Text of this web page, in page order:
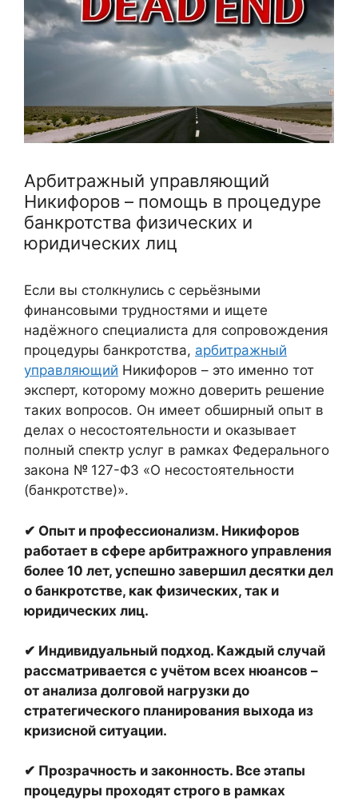
Арбитражный управляющий
Никифоров – помощь в процедуре
банкротства физических и
юридических лиц
Если вы столкнулись с серьёзными
финансовыми трудностями и ищете
надёжного специалиста для сопровождения
процедуры банкротства, арбитражный
управляющий Никифоров – это именно тот
эксперт, которому можно доверить решение
таких вопросов. Он имеет обширный опыт в
делах о несостоятельности и оказывает
полный спектр услуг в рамках Федерального
закона № 127-ФЗ «О несостоятельности
(банкротстве)».
✔ Опыт и профессионализм. Никифоров
работает в сфере арбитражного управления
более 10 лет, успешно завершил десятки дел
о банкротстве, как физических, так и
юридических лиц.
✔ Индивидуальный подход. Каждый случай
рассматривается с учётом всех нюансов –
от анализа долговой нагрузки до
стратегического планирования выхода из
кризисной ситуации.
✔ Прозрачность и законность. Все этапы
процедуры проходят строго в рамках